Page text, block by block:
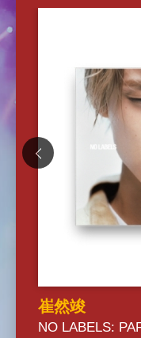
崔然竣
NO LABELS: